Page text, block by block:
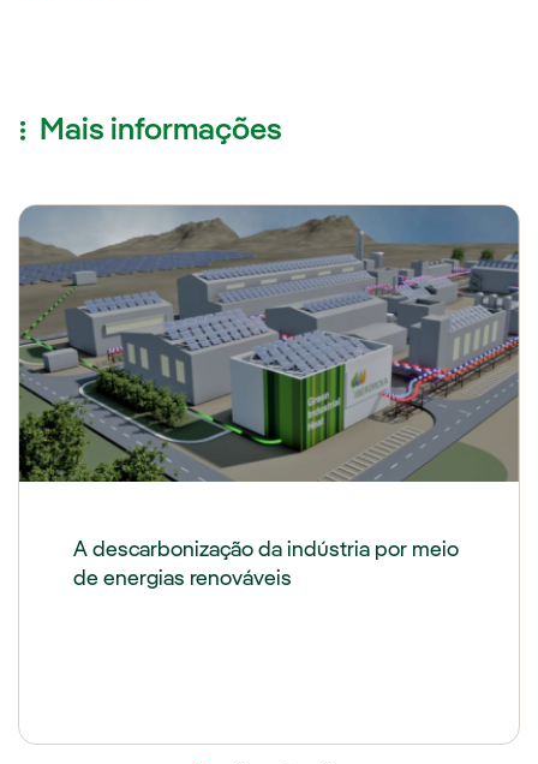
Mais informações
A descarbonização da indústria por meio
de energias renováveis